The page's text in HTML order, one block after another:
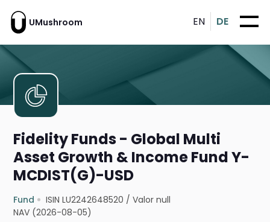
UMushroom EN DE
Fidelity Funds - Global Multi
Asset Growth & Income Fund Y-
MCDIST(G)-USD
Fund ISIN LU2242648520 /Valor null
NAV (2026-08-05)